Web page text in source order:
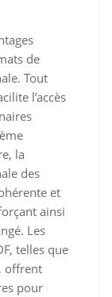
de
Tout
l’accès
la
des
et
ainsi
Les
telles que
offrent
pour